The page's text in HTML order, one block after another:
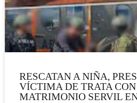
RESCATAN A NIÑA,
VÍCTIMA DE TRATA
MATRIMONIO SERVIL